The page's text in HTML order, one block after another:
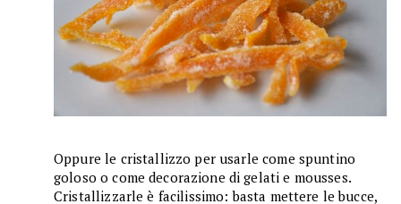
Oppure le cristallizzo per usarle come spuntino
goloso o come decorazione di gelati e mousses.
Cristallizzarle è facilissimo: basta mettere le bucce,